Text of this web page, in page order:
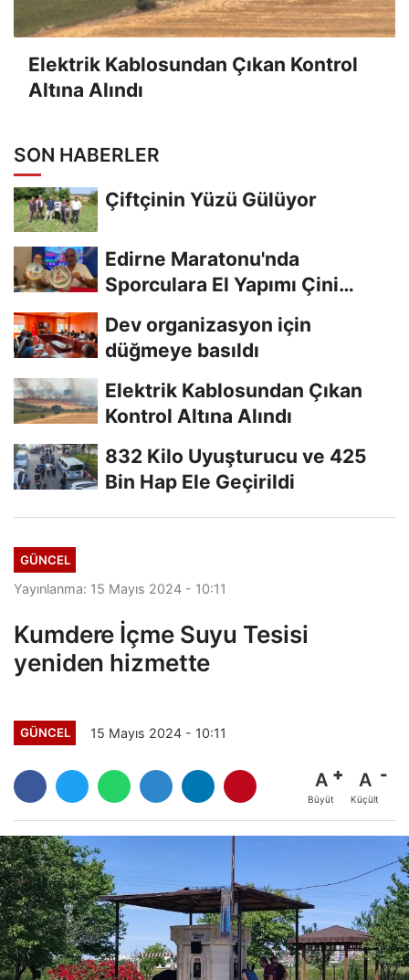
Elektrik Kablosundan Çıkan Kontrol
Altına Alındı
SON HABERLER
Çiftçinin Yüzü Gülüyor
Edirne Maratonu'nda
Sporculara El Yapımı Çini
Dev organizasyon için
düğmeye basıldı
Elektrik Kablosundan Çıkan
Kontrol Altına Alındı
832 Kilo Uyuşturucu ve 425
Bin Hap Ele Geçirildi
GÜNCEL
Yayınlanma: 15 Mayıs 2024 - 10:11
Kumdere İçme Suyu Tesisi
yeniden hizmette
GÜNCEL 15 Mayıs 2024 - 10:11
A
Büyüt
A
Küçült